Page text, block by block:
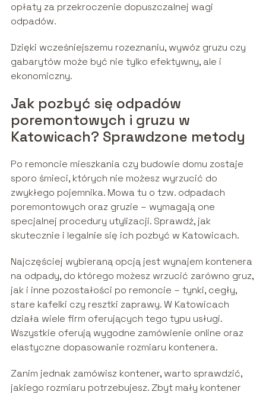
opłaty za przekroczenie dopuszczalnej wagi
odpadów.
Dzięki wcześniejszemu rozeznaniu, wywóz gruzu czy
gabarytów może być nie tylko efektywny, ale i
ekonomiczny.
Jak pozbyć się odpadów
poremontowych i gruzu w
Katowicach? Sprawdzone metody
Po remoncie mieszkania czy budowie domu zostaje
sporo śmieci, których nie możesz wyrzucić do
zwykłego pojemnika. Mowa tu o tzw. odpadach
poremontowych oraz gruzie – wymagają one
specjalnej procedury utylizacji. Sprawdź, jak
skutecznie i legalnie się ich pozbyć w Katowicach.
Najczęściej wybieraną opcją jest wynajem kontenera
na odpady, do którego możesz wrzucić zarówno gruz,
jak i inne pozostałości po remoncie – tynki, cegły,
stare kafelki czy resztki zaprawy. W Katowicach
działa wiele firm oferujących tego typu usługi.
Wszystkie oferują wygodne zamówienie online oraz
elastyczne dopasowanie rozmiaru kontenera.
Zanim jednak zamówisz kontener, warto sprawdzić,
jakiego rozmiaru potrzebujesz. Zbyt mały kontener